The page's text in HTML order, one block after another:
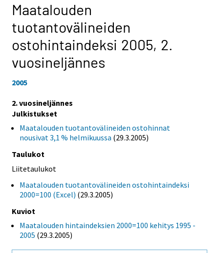
Maatalouden
tuotantovälineiden
ostohintaindeksi 2005, 2.
vuosineljännes
2005
2. vuosineljännes
Julkistukset
Maatalouden tuotantovälineiden ostohinnat
nousivat 3,1 % helmikuussa (29.3.2005)
Taulukot
Liitetaulukot
Maatalouden tuotantovälineiden ostohintaindeksi
2000=100 (Excel) (29.3.2005)
Kuviot
Maatalouden hintaindeksien 2000=100 kehitys 1995 -
2005 (29.3.2005)